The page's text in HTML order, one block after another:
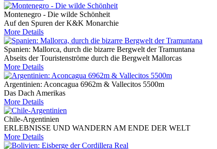
Montenegro - Die wilde Schönheit
Auf den Spuren der K&K Monarchie
More Details
Spanien: Mallorca, durch die bizarre Bergwelt der Tramuntana
Abseits der Touristenströme durch die Bergwelt Mallorcas
More Details
Argentinien: Aconcagua 6962m & Vallecitos 5500m
Das Dach Amerikas
More Details
Chile-Argentinien
ERLEBNISSE UND WANDERN AM ENDE DER WELT
More Details